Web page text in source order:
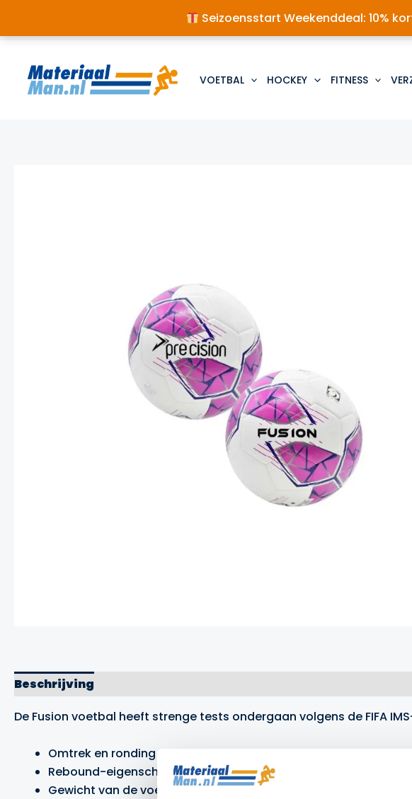
Seizoensstart Weekenddeal: 10%
inhoud
VOETBAL HOCKEY FITNESS
Beschrijving
De Fusion voetbal heeft strenge tests ondergaan volgens de FIFA
Omtrek en ronding van de voetbal is de perfect;
Rebound-eigenschappen bij verschillende temperaturen
Gewicht van de voetbal;